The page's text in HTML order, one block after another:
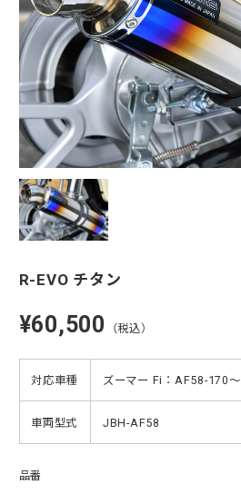
R-EVO チタン
¥60,500 （税込）
対応車種 ズーマー Fi：AF58-170〜
車両型式 JBH-AF58
品番